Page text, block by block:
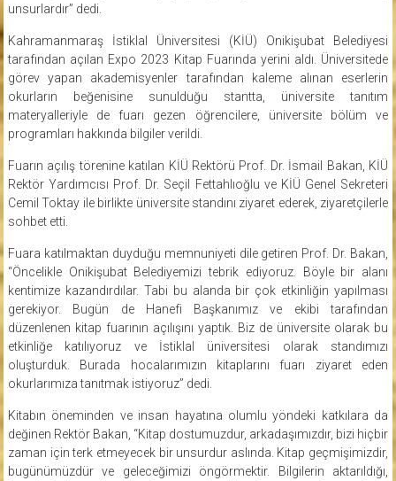
unsurlardır” dedi.
Kahramanmaraş İstiklal Üniversitesi (KİÜ) Onikişubat Belediyesi
tarafından açılan Expo 2023 Kitap Fuarında yerini aldı. Üniversitede
görev yapan akademisyenler tarafından kaleme alınan eserlerin
okurların beğenisine sunulduğu stantta, üniversite tanıtım
materyalleriyle de fuarı gezen öğrencilere, üniversite bölüm ve
programları hakkında bilgiler verildi.
Fuarın açılış törenine katılan KİÜ Rektörü Prof. Dr. İsmail Bakan, KİÜ
Rektör Yardımcısı Prof. Dr. Seçil Fettahlıoğlu ve KİÜ Genel Sekreteri
Cemil Toktay ile birlikte üniversite standını ziyaret ederek, ziyaretçilerle
sohbet etti.
Fuara katılmaktan duyduğu memnuniyeti dile getiren Prof. Dr. Bakan,
“Öncelikle Onikişubat Belediyemizi tebrik ediyoruz. Böyle bir alanı
kentimize kazandırdılar. Tabi bu alanda bir çok etkinliğin yapılması
gerekiyor. Bugün de Hanefi Başkanımız ve ekibi tarafından
düzenlenen kitap fuarının açılışını yaptık. Biz de üniversite olarak bu
etkinliğe katılıyoruz ve İstiklal üniversitesi olarak standımızı
oluşturduk. Burada hocalarımızın kitaplarını fuarı ziyaret eden
okurlarımıza tanıtmak istiyoruz” dedi.
Kitabın öneminden ve insan hayatına olumlu yöndeki katkılara da
değinen Rektör Bakan, “Kitap dostumuzdur, arkadaşımızdır, bizi hiçbir
zaman için terk etmeyecek bir unsurdur aslında. Kitap geçmişimizdir,
bugünümüzdür ve geleceğimizi öngörmektir. Bilgilerin aktarıldığı,